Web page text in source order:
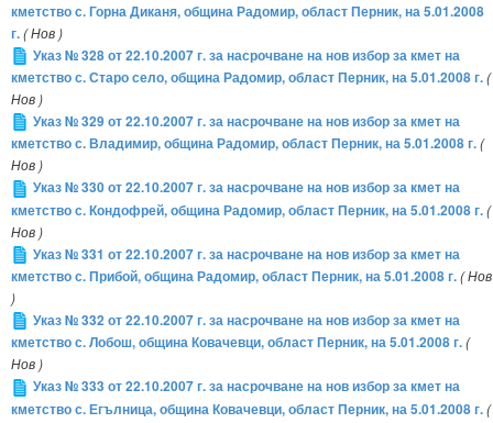
кметство с. Горна Диканя, община Радомир, област Перник, на 5.01.2008
г.( Нов )
Указ № 328 от 22.10.2007 г. за насрочване на нов избор за кмет на
кметство с. Старо село, община Радомир, област Перник, на 5.01.2008 г.(
Нов )
Указ № 329 от 22.10.2007 г. за насрочване на нов избор за кмет на
кметство с. Владимир, община Радомир, област Перник, на 5.01.2008 г.(
Нов )
Указ № 330 от 22.10.2007 г. за насрочване на нов избор за кмет на
кметство с. Кондофрей, община Радомир, област Перник, на 5.01.2008 г.(
Нов )
Указ № 331 от 22.10.2007 г. за насрочване на нов избор за кмет на
кметство с. Прибой, община Радомир, област Перник, на 5.01.2008 г.( Нов
)
Указ № 332 от 22.10.2007 г. за насрочване на нов избор за кмет на
кметство с. Лобош, община Ковачевци, област Перник, на 5.01.2008 г.(
Нов )
Указ № 333 от 22.10.2007 г. за насрочване на нов избор за кмет на
кметство с. Егълница, община Ковачевци, област Перник, на 5.01.2008 г.(